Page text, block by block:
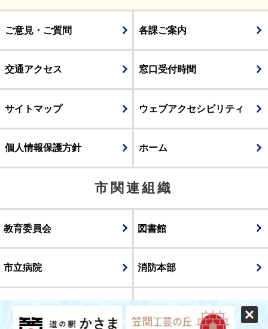
ご意見・ご質問 各課ご案内
交通アクセス 窓口受付時間
サイトマップ ウェブアクセシビリティ
個人情報保護方針 ホーム
市関連組織
教育委員会 図書館
市立病院 消防本部
議会